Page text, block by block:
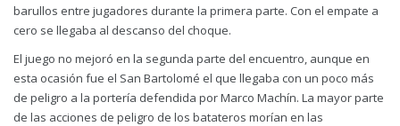
barullos entre jugadores durante la primera parte. Con el empate a
cero se llegaba al descanso del choque.
El juego no mejoró en la segunda parte del encuentro, aunque en
esta ocasión fue el San Bartolomé el que llegaba con un poco más
de peligro a la portería defendida por Marco Machín. La mayor parte
de las acciones de peligro de los batateros morían en las